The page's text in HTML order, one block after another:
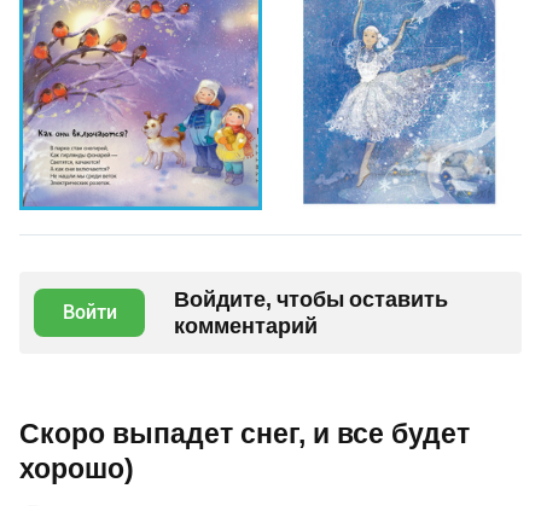
Войти
Войдите, чтобы оставить
комментарий
Скоро выпадет снег, и все будет
хорошо)